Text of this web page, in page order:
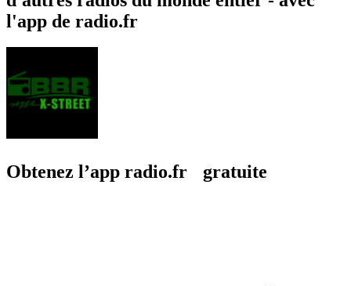
l'app de radio.fr
Obtenez l’app radio.fr gratuite